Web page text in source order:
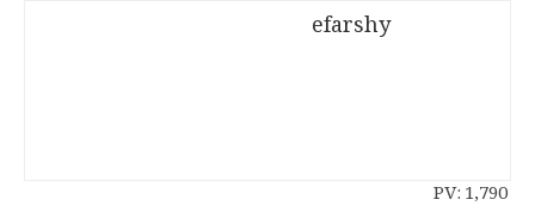
efarshy
PV:1,790